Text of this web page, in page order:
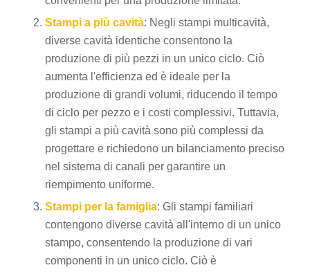
Stampi a più cavità: Negli stampi multicavità,
diverse cavità identiche consentono la
produzione di più pezzi in un unico ciclo. Ciò
aumenta l'efficienza ed è ideale per la
produzione di grandi volumi, riducendo il tempo
di ciclo per pezzo e i costi complessivi. Tuttavia,
gli stampi a più cavità sono più complessi da
progettare e richiedono un bilanciamento preciso
nel sistema di canali per garantire un
riempimento uniforme.
Stampi per la famiglia: Gli stampi familiari
contengono diverse cavità all'interno di un unico
stampo, consentendo la produzione di vari
componenti in un unico ciclo. Ciò è